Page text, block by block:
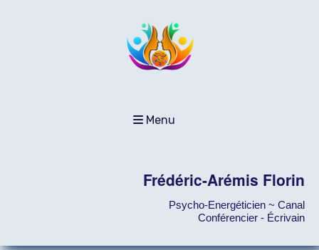
Menu
Frédéric-Arémis Florin
Psycho-Energéticien ~ Canal
Conférencier - Écrivain